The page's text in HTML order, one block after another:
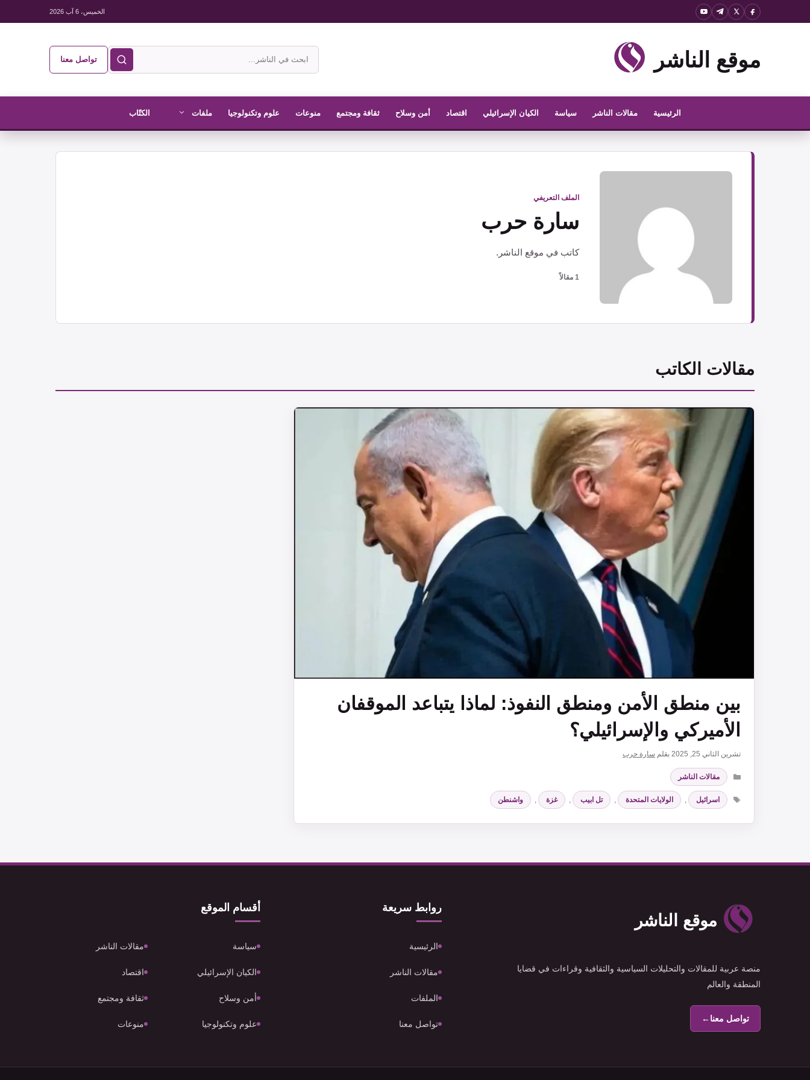
الخميس، 6 آب 2026
موقع الناشر
ابحث
في
الناشر
تواصل معنا
الرئيسية مقالات الناشر سياسة الكيان الإسرائيلي اقتصاد أمن وسلاح ثقافة ومجتمع منوعات علوم وتكنولوجيا ملفات الكتّاب
الملف التعريفي
سارة حرب
كاتب في موقع الناشر.
1 مقالاً
مقالات الكاتب
بين منطق الأمن ومنطق النفوذ: لماذا يتباعد الموقفان
الأميركي والإسرائيلي؟
تشرين الثاني 25, 2025 بقلم سارة حرب
التصنيفات
مقالات الناشر
الوسوم
اسرائيل , الولايات المتحدة , تل ابيب , غزة , واشنطن
موقع الناشر
منصة عربية للمقالات والتحليلات السياسية والثقافية وقراءات في قضايا
المنطقة والعالم
تواصل معنا←
روابط سريعة
الرئيسية
مقالات الناشر
الملفات
تواصل معنا
أقسام الموقع
سياسة مقالات الناشر
الكيان الإسرائيلي اقتصاد
أمن وسلاح ثقافة ومجتمع
علوم وتكنولوجيا منوعات